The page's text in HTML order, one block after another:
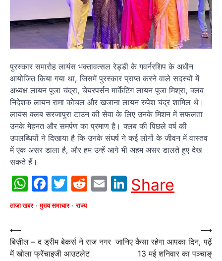
पुरस्कार समारोह लायंस भक्तावत्सल रेड्डी के गवर्नरशिप के अधीन
आयोजित किया गया था, जिसमें पुरस्कार प्राप्त करने वाले सदस्यों में
अध्यक्ष लायन पूजा चंद्रा, चेयरपर्सन मार्केटिंग लायन पूजा मिश्रा, क्लब
निदेशक लायन रामा कोचल और खजाना लायन रुपेश चंद्र शामिल थे।
लायंस क्लब सरजापुरा टाउन की सेवा के लिए उनके मिशन में सफलता
उनके मेहनत और समर्पण का प्रमाण है। क्लब की पिछले वर्ष की
उपलब्धियों ने दिखाया है कि उनके संघर्ष ने कई लोगों के जीवन में वास्तव
में एक असर डाला है, और हम उन्हें आगे भी अहम असर डालते हुए देख
सकते हैं।
WhatsApp
Facebook
Twitter
Reddit
EmailLinkedIn
Share
ताजा खबर मुख्य समाचार राज्य
Post
navigation
⟵
बिज़ील – द ड्रीम बेकर्स ने राज नगर
में खोला फ्रेंचाइजी आउटलेट
जानिए कैसा रहेगा आपका दिन, पढ़ें
13 मई शनिवार का पञ्चाङ्
⟶